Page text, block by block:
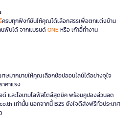
ครบทุกฟังก์ชันให้คุณได้เลือกสรรเพื่อตกแต่งบ้าน
นพับได้ จากแบรนด์ONEหรือ เก้าอี้ทำงาน
ศษมากมายให้คุณเลือกช้อปออนไลน์ได้อย่างจุใจ
คาแรง
ดี และไอเทมไลฟ์สไตล์สุดชิค พร้อมคูปองส่วนลด
เท่านั้น นอกจากนี้ B2S ยังใจดีส่งฟรีทั่วประเทศ